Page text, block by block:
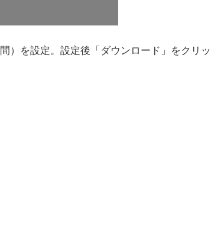
）を設定。設定後「ダウンロード」をクリッ